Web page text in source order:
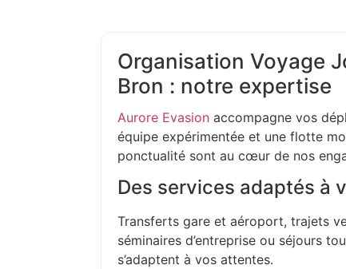
Organisation Voyage
Bron : notre expertise
Aurore Evasion accompagne vos
équipe expérimentée et une flotte
ponctualité sont au cœur de nos
Des services adaptés à
Transferts gare et aéroport, trajets
séminaires d’entreprise ou séjours
s’adaptent à vos attentes.